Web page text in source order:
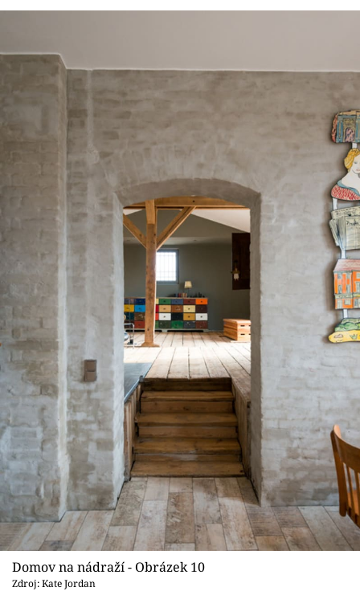
Domov na nádraží - Obrázek 10
Zdroj: Kate Jordan